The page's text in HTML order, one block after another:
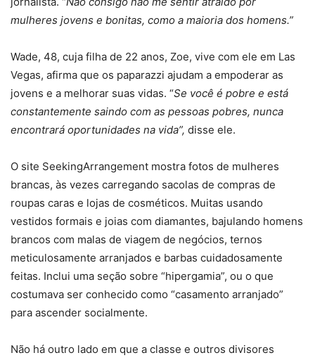
mulheres jovens e bonitas, como a maioria dos homens.”
Wade, 48, cuja filha de 22 anos, Zoe, vive com ele em Las
Vegas, afirma que os paparazzi ajudam a empoderar as
jovens e a melhorar suas vidas. “Se você é pobre e está
constantemente saindo com as pessoas pobres, nunca
encontrará oportunidades na vida”, disse ele.
O site SeekingArrangement mostra fotos de mulheres
brancas, às vezes carregando sacolas de compras de
roupas caras e lojas de cosméticos. Muitas usando
vestidos formais e joias com diamantes, bajulando homens
brancos com malas de viagem de negócios, ternos
meticulosamente arranjados e barbas cuidadosamente
feitas. Inclui uma seção sobre “hipergamia”, ou o que
costumava ser conhecido como “casamento arranjado”
para ascender socialmente.
Não há outro lado em que a classe e outros divisores